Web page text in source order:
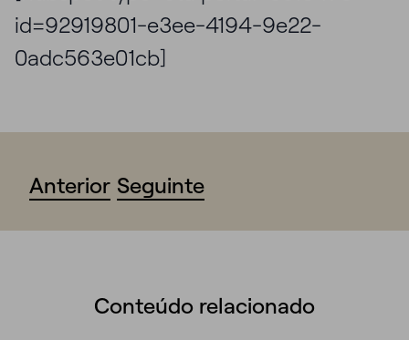
id=92919801-e3ee-4194-9e22-
0adc563e01cb]
Anterior Seguinte
Conteúdo relacionado